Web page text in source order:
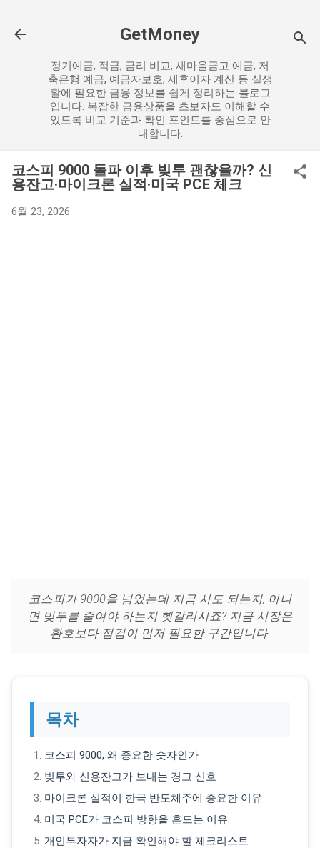
GetMoney
정기예금, 적금, 금리 비교, 새마을금고 예금, 저
축은행 예금, 예금자보호, 세후이자 계산 등 실생
활에 필요한 금융 정보를 쉽게 정리하는 블로그
입니다. 복잡한 금융상품을 초보자도 이해할 수
있도록 비교 기준과 확인 포인트를 중심으로 안
내합니다.
코스피 9000 돌파 이후 빚투 괜찮을까? 신
용잔고·마이크론 실적·미국 PCE 체크
6월 23, 2026
코스피가 9000을 넘었는데 지금 사도 되는지, 아니
면 빚투를 줄여야 하는지 헷갈리시죠? 지금 시장은
환호보다 점검이 먼저 필요한 구간입니다.
목차
코스피 9000, 왜 중요한 숫자인가
빚투와 신용잔고가 보내는 경고 신호
마이크론 실적이 한국 반도체주에 중요한 이유
미국 PCE가 코스피 방향을 흔드는 이유
개인투자자가 지금 확인해야 할 체크리스트